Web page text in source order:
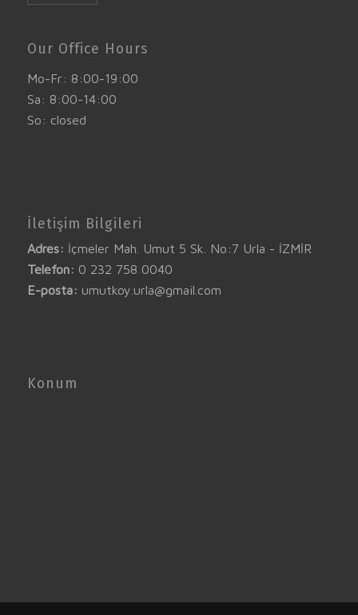
Our Office Hours
Mo-Fr: 8:00-19:00
Sa: 8:00-14:00
So: closed
İletişim Bilgileri
Adres: İçmeler Mah. Umut 5 Sk. No:7 Urla - İZMİR
Telefon: 0 232 758 0040
E-posta: umutkoy.urla@gmail.com
Konum